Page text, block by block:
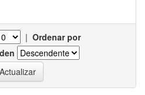
| Ordenar por